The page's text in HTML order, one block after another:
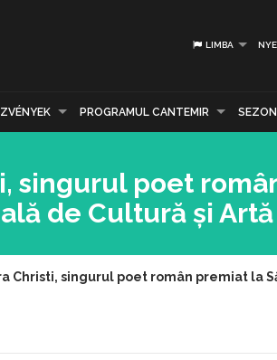
LIMBA
PROGRAMUL CANTEMIR
singurul poet
de Cultură și
Christi, singurul poet român premiat la